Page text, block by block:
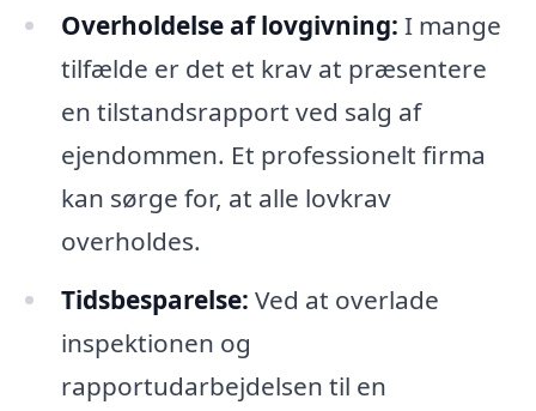
Overholdelse af lovgivning: I mange
tilfælde er det et krav at præsentere
en tilstandsrapport ved salg af
ejendommen. Et professionelt firma
kan sørge for, at alle lovkrav
overholdes.
Tidsbesparelse: Ved at overlade
inspektionen og
rapportudarbejdelsen til en